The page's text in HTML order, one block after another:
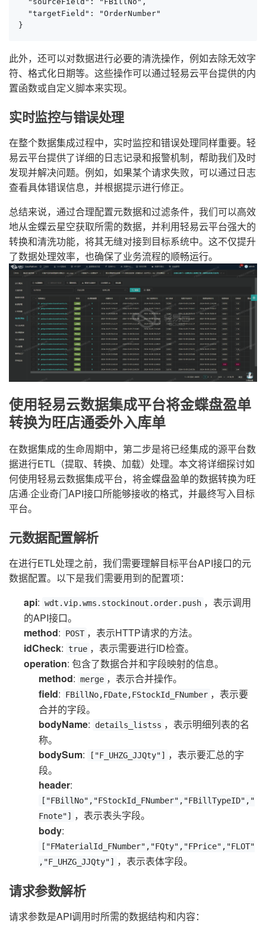
  "targetField": "OrderNumber"
}
此外，还可以对数据进行必要的清洗操作，例如去除无效字
符、格式化日期等。这些操作可以通过轻易云平台提供的内
置函数或自定义脚本来实现。
实时监控与错误处理
在整个数据集成过程中，实时监控和错误处理同样重要。轻
易云平台提供了详细的日志记录和报警机制，帮助我们及时
发现并解决问题。例如，如果某个请求失败，可以通过日志
查看具体错误信息，并根据提示进行修正。
总结来说，通过合理配置元数据和过滤条件，我们可以高效
地从金蝶云星空获取所需的数据，并利用轻易云平台强大的
转换和清洗功能，将其无缝对接到目标系统中。这不仅提升
了数据处理效率，也确保了业务流程的顺畅运行。
使用轻易云数据集成平台将金蝶盘盈单
转换为旺店通委外入库单
在数据集成的生命周期中，第二步是将已经集成的源平台数
据进行ETL（提取、转换、加载）处理。本文将详细探讨如
何使用轻易云数据集成平台，将金蝶盘盈单的数据转换为旺
店通·企业奇门API接口所能够接收的格式，并最终写入目标
平台。
元数据配置解析
在进行ETL处理之前，我们需要理解目标平台API接口的元
数据配置。以下是我们需要用到的配置项：
api: wdt.vip.wms.stockinout.order.push ，表示调用
的API接口。
method: POST ，表示HTTP请求的方法。
idCheck: true ，表示需要进行ID检查。
operation: 包含了数据合并和字段映射的信息。
method: merge ，表示合并操作。
field: FBillNo,FDate,FStockId_FNumber ，表示要
合并的字段。
bodyName: details_listss ，表示明细列表的名
称。
bodySum: ["F_UHZG_JJQty"]
，表示要汇总的字
段。
header:
["FBillNo","FStockId_FNumber","FBillTypeID","
Fnote"]
，表示表头字段。
body:
["FMaterialId_FNumber","FQty","FPrice","FLOT"
,"F_UHZG_JJQty"]
，表示表体字段。
请求参数解析
请求参数是API调用时所需的数据结构和内容：